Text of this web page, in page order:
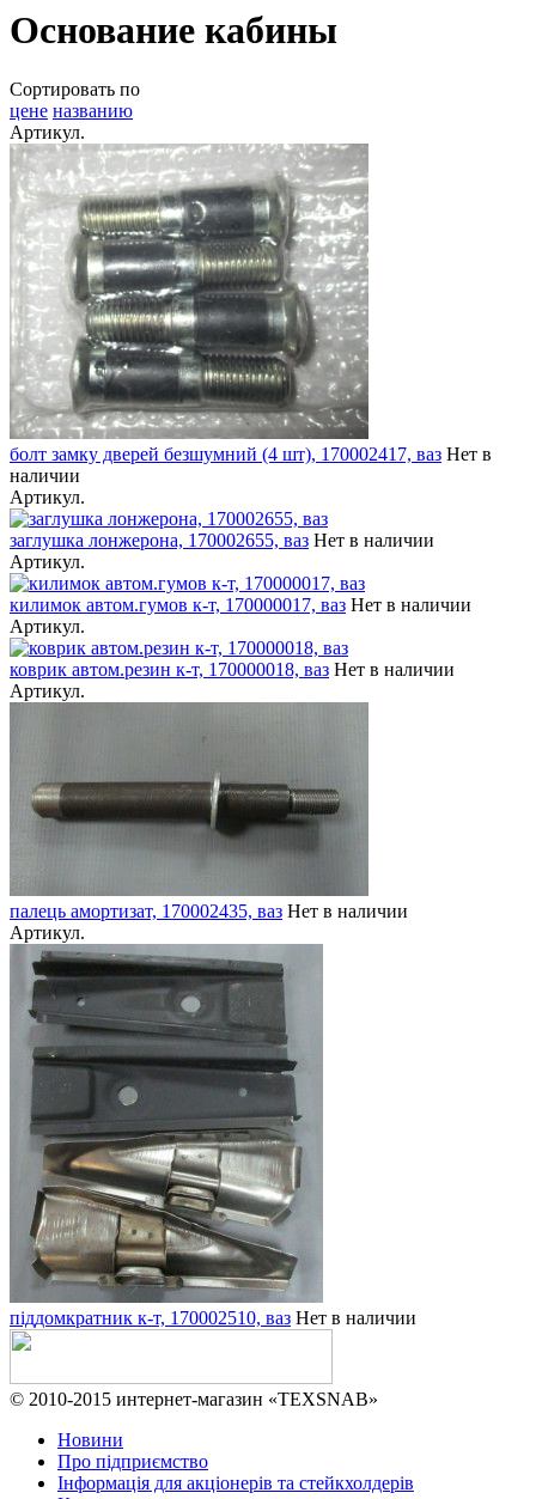
Основание кабины
Сортировать по
цене названию
Артикул.
болт замку дверей безшумний (4 шт), 170002417, ваз Нет в
наличии
Артикул.
заглушка лонжерона, 170002655, ваз Нет в наличии
Артикул.
килимок автом.гумов к-т, 170000017, ваз Нет в наличии
Артикул.
коврик автом.резин к-т, 170000018, ваз Нет в наличии
Артикул.
палець амортизат, 170002435, ваз Нет в наличии
Артикул.
піддомкратник к-т, 170002510, ваз Нет в наличии
© 2010-2015 интернет-магазин «TEXSNAB»
Новини
Про підприємство
Інформація для акціонерів та стейкхолдерів